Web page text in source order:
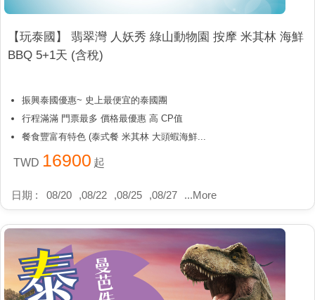
【玩泰國】 翡翠灣 人妖秀 綠山動物園 按摩 米其林 海鮮
BBQ 5+1天 (含稅)
振興泰國優惠~ 史上最便宜的泰國團
行程滿滿 門票最多 價格最優惠 高 CP值
餐食豐富有特色 (泰式餐 米其林 大頭蝦海鮮...
TWD 16900 起
日期 : 08/20 ,08/22 ,08/25 ,08/27 ...More